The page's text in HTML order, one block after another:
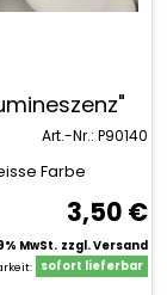
Art.-Nr.: P90140
Farbe
3,50 €
MwSt. zzgl. Versand
sofort lieferbar